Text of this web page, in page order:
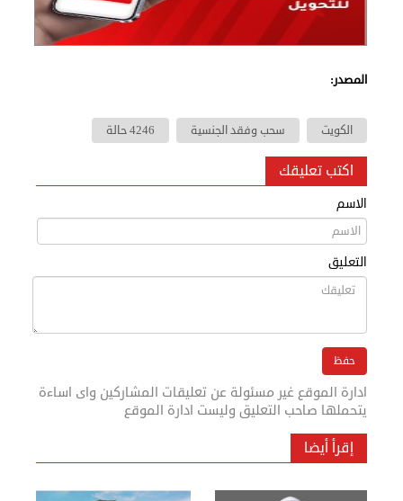
المصدر:
الكويت سحب وفقد الجنسية 4246 حالة
اكتب تعليقك
الاسم
التعليق
ادارة الموقع غير مسئولة عن تعليقات المشاركين واى اساءة
يتحملها صاحب التعليق وليست ادارة الموقع
إقرأ أيضا